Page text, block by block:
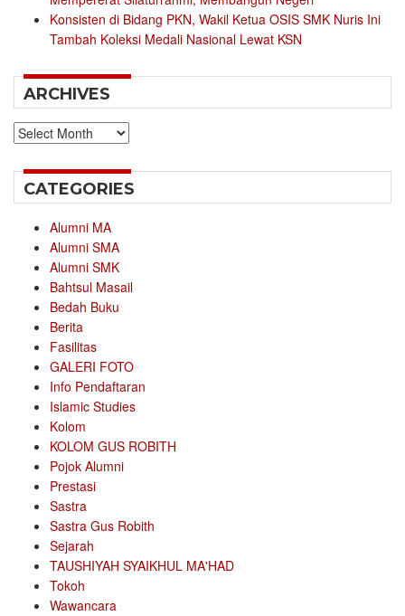
Konsisten di Bidang PKN, Wakil Ketua OSIS SMK Nuris Ini
Tambah Koleksi Medali Nasional Lewat KSN
ARCHIVES
Archives
CATEGORIES
Alumni MA
Alumni SMA
Alumni SMK
Bahtsul Masail
Bedah Buku
Berita
Fasilitas
GALERI FOTO
Info Pendaftaran
Islamic Studies
Kolom
KOLOM GUS ROBITH
Pojok Alumni
Prestasi
Sastra
Sastra Gus Robith
Sejarah
TAUSHIYAH SYAIKHUL MA'HAD
Tokoh
Wawancara